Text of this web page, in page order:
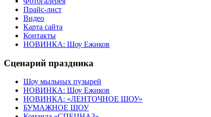
Прайс-лист
Видео
Карта сайта
Контакты
НОВИНКА: Шоу Ежиков
Сценарий праздника
Шоу мыльных пузырей
НОВИНКА: Шоу Ежиков
НОВИНКА: «ЛЕНТОЧНОЕ ШОУ»
БУМАЖНОЕ ШОУ